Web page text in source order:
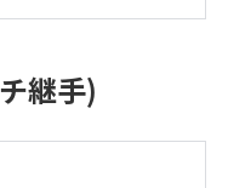
継手)